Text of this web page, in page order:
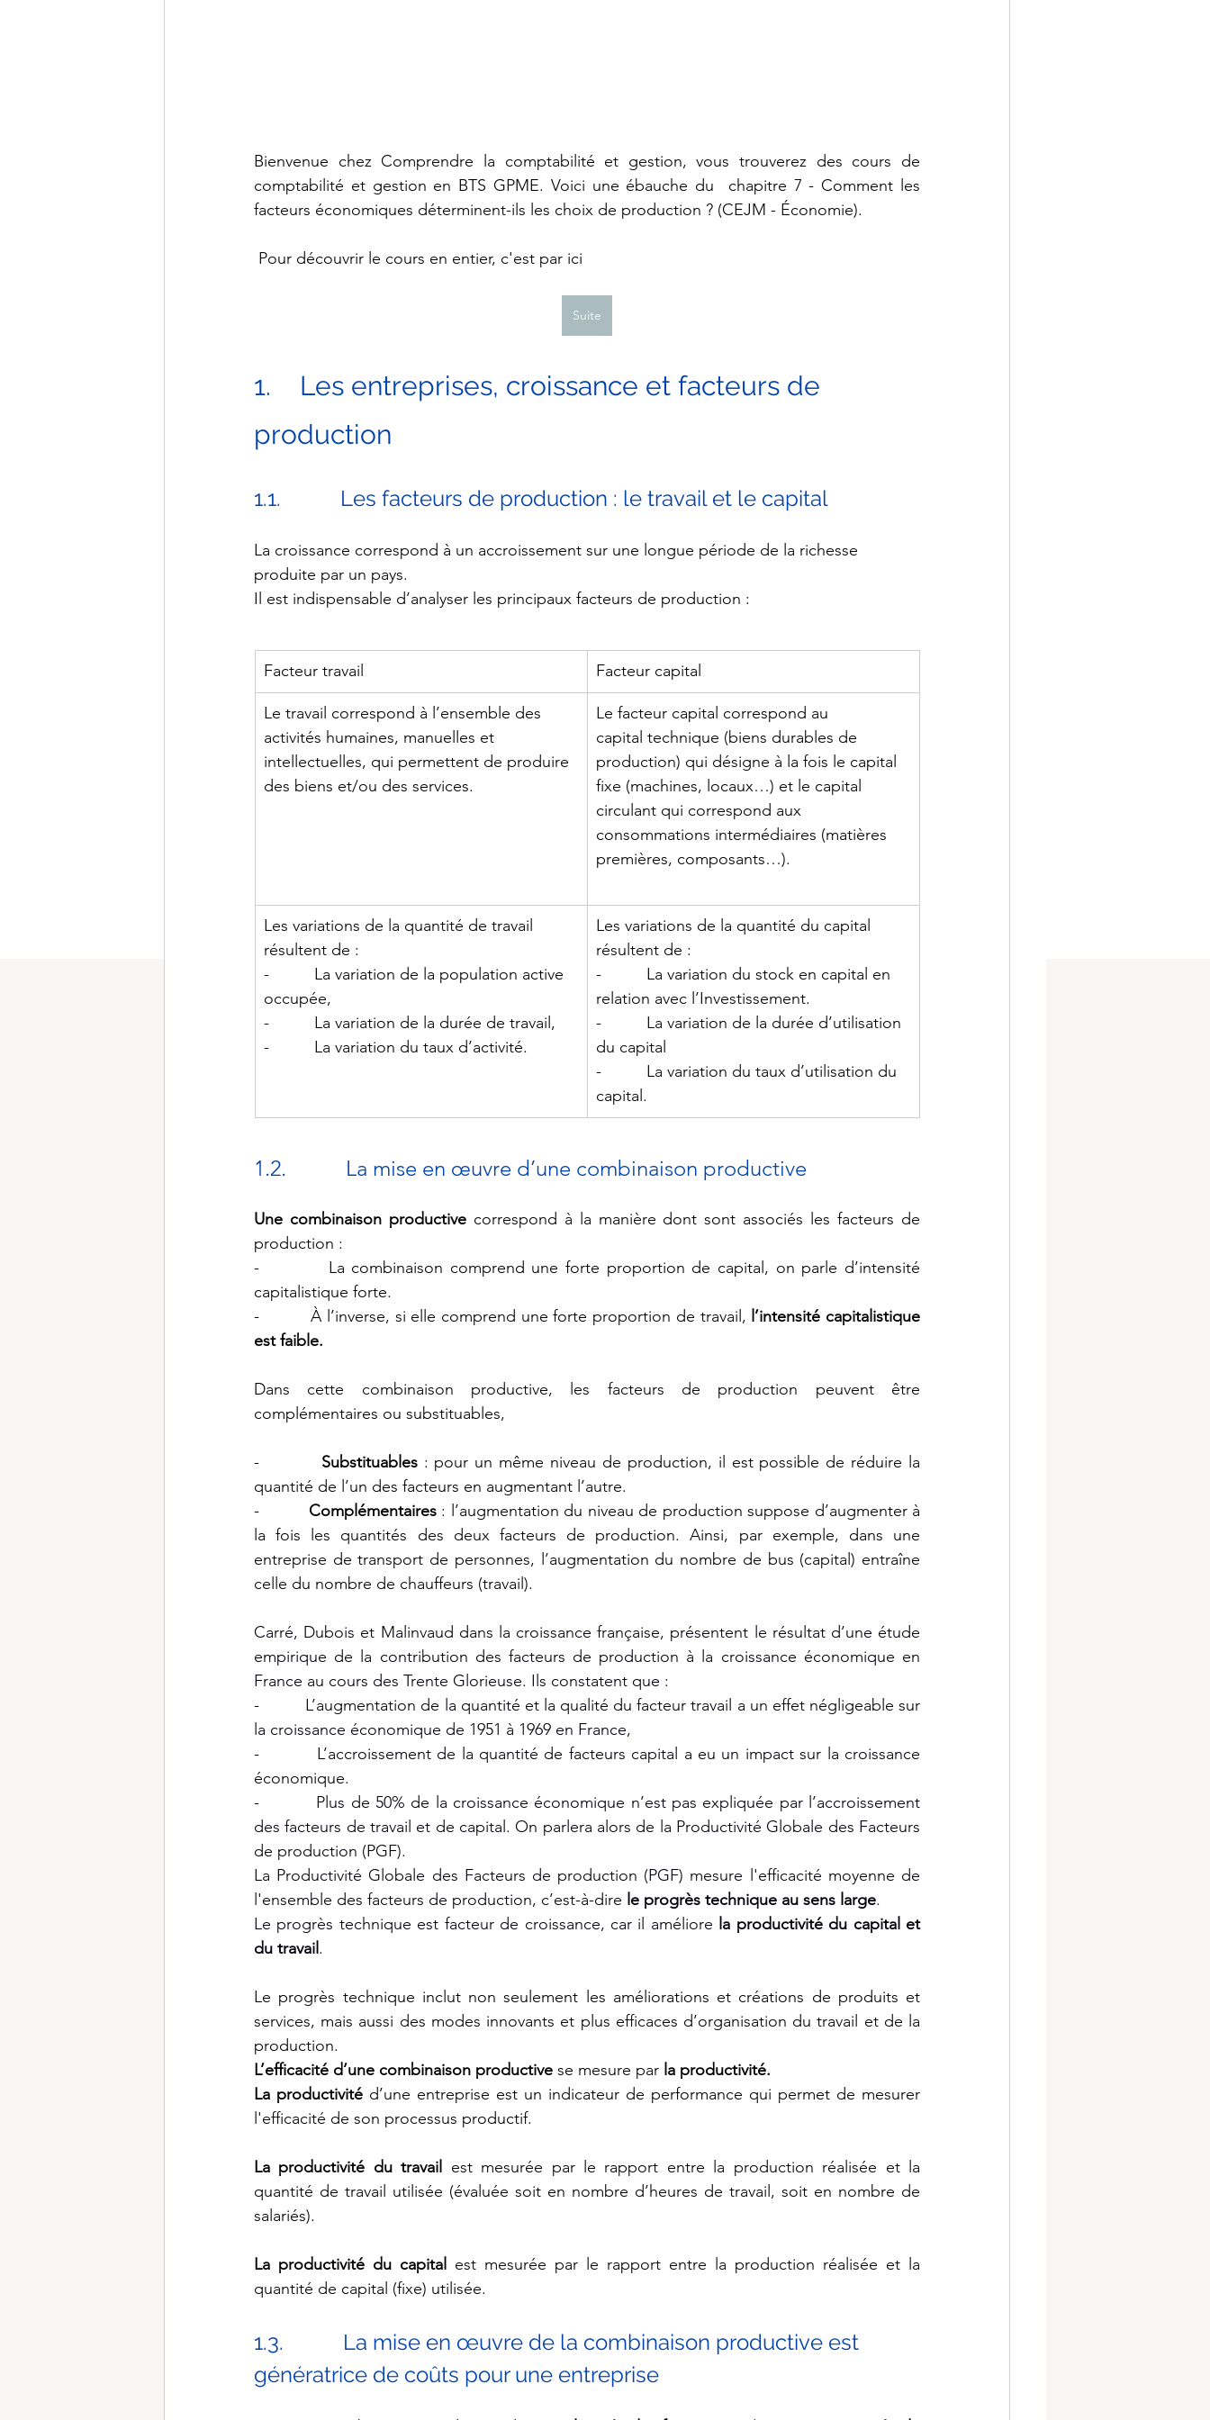
Bienvenue chez Comprendre la comptabilité et gestion, vous trouverez des cours de
comptabilité et gestion en BTS GPME. Voici une ébauche du
chapitre 7 - Comment les
facteurs économiques déterminent-ils les choix de production ? (CEJM - Économie).
Pour découvrir le cours en entier, c'est par ici
Suite
1.    Les entreprises, croissance et facteurs de
production
1.1.           Les facteurs de production : le travail et le capital
La croissance correspond à un accroissement sur une longue période de la richesse
produite par un pays.
Il est indispensable d’analyser les principaux facteurs de production :
Facteur travail Facteur capital
Le travail correspond à l’ensemble des
activités humaines, manuelles et
intellectuelles, qui permettent de produire
des biens et/ou des services.
Le facteur capital correspond au
capital technique (biens durables de
production) qui désigne à la fois le capital
fixe (machines, locaux…) et le capital
circulant qui correspond aux
consommations intermédiaires (matières
premières, composants…).
Les variations de la quantité de travail
résultent de :
-          La variation de la population active
occupée,
-          La variation de la durée de travail,
-          La variation du taux d’activité.
Les variations de la quantité du capital
résultent de :
-          La variation du stock en capital en
relation avec l’Investissement.
-          La variation de la durée d’utilisation
du capital
-          La variation du taux d’utilisation du
capital.
1.2.           La mise en œuvre d’une combinaison productive
Une combinaison productive correspond à la manière dont sont associés les facteurs de
production :
-          La combinaison comprend une forte proportion de capital, on parle d’intensité
capitalistique forte.
-          À l’inverse, si elle comprend une forte proportion de travail, l’intensité capitalistique
est faible.
Dans cette combinaison productive, les facteurs de production peuvent être
complémentaires ou substituables,
- Substituables : pour un même niveau de production, il est possible de réduire la
quantité de l’un des facteurs en augmentant l’autre.
- Complémentaires : l’augmentation du niveau de production suppose d’augmenter à
la fois les quantités des deux facteurs de production. Ainsi, par exemple, dans une
entreprise de transport de personnes, l’augmentation du nombre de bus (capital) entraîne
celle du nombre de chauffeurs (travail).
Carré, Dubois et Malinvaud dans la croissance française, présentent le résultat d’une étude
empirique de la contribution des facteurs de production à la croissance économique en
France au cours des Trente Glorieuse. Ils constatent que :
-          L’augmentation de la quantité et la qualité du facteur travail a un effet négligeable sur
la croissance économique de 1951 à 1969 en France,
-          L’accroissement de la quantité de facteurs capital a eu un impact sur la croissance
économique.
-          Plus de 50% de la croissance économique n’est pas expliquée par l’accroissement
des facteurs de travail et de capital. On parlera alors de la Productivité Globale des Facteurs
de production (PGF).
La Productivité Globale des Facteurs de production (PGF) mesure l'efficacité moyenne de
l'ensemble des facteurs de production, c’est-à-dire le progrès technique au sens large.
Le progrès technique est facteur de croissance, car il améliore la productivité du capital et
du travail .
Le progrès technique inclut non seulement les améliorations et créations de produits et
services, mais aussi des modes innovants et plus efficaces d’organisation du travail et de la
production.
L’efficacité d’une combinaison productive se mesure par la productivité.
La productivité d’une entreprise est un indicateur de performance qui permet de mesurer
l'efficacité de son processus productif.
La productivité du travail est mesurée par le rapport entre la production réalisée et la
quantité de travail utilisée (évaluée soit en nombre d’heures de travail, soit en nombre de
salariés).
La productivité du capital
est mesurée par le rapport entre la production réalisée et la
quantité de capital (fixe) utilisée.
1.3.           La mise en œuvre de la combinaison productive est
génératrice de coûts pour une entreprise